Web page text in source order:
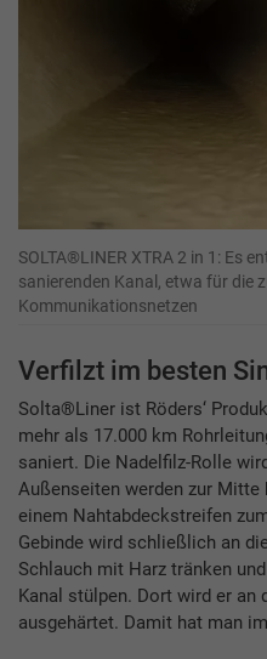
SOLTA®LINER XTRA 2 in 1: Es
sanierenden Kanal, etwa für die
Kommunikationsnetzen
Verfilzt im besten
Solta®Liner ist Röders‘
mehr als 17.000 km
saniert. Die Nadelfilz-Rolle
Außenseiten werden zur
einem Nahtabdeckstreifen
Gebinde wird schließlich an
Schlauch mit Harz tränken
Kanal stülpen. Dort wird er an
ausgehärtet. Damit hat man